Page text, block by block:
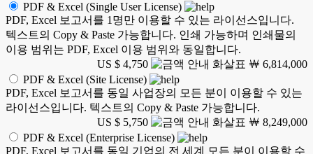
PDF & Excel (Single User License)
PDF, Excel 보고서를 1명만 이용할 수 있는 라이선스입니다.
텍스트의 Copy & Paste 가능합니다. 인쇄 가능하며 인쇄물의
이용 범위는 PDF, Excel 이용 범위와 동일합니다.
US $ 4,750
￦ 6,814,000
PDF & Excel (Site License)
PDF, Excel 보고서를 동일 사업장의 모든 분이 이용할 수 있는
라이선스입니다. 텍스트의 Copy & Paste 가능합니다.
US $ 5,750
￦ 8,249,000
PDF & Excel (Enterprise License)
PDF, Excel 보고서를 동일 기업의 전 세계 모든 분이 이용할 수